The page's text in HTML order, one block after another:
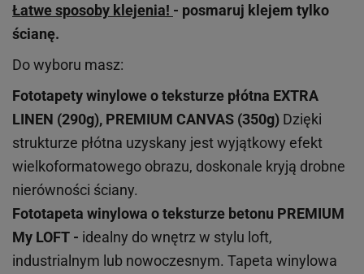
Łatwe sposoby klejenia! - posmaruj klejem tylko
ścianę.
Do wyboru masz:
Fototapety winylowe oteksturze płótna EXTRA
LINEN (290g), PREMIUM CANVAS (350g) Dzięki
strukturze płótna uzyskany jest wyjątkowy efekt
wielkoformatowego obrazu, doskonale kryją drobne
nierówności ściany.
Fototapeta winylowa oteksturze betonu PREMIUM
My LOFT - idealny do wnętrz w stylu loft,
industrialnym lub nowoczesnym. Tapeta winylowa